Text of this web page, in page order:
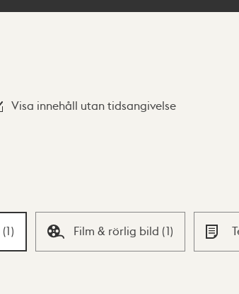
Visa innehåll utan tidsangivelse
(1) Film & rörlig bild (1)